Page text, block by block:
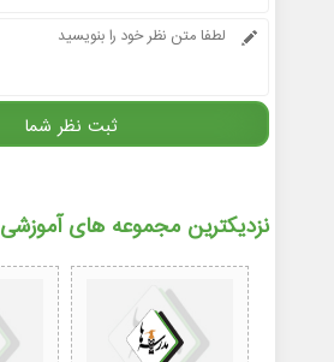
نزدیکترین مجموعه های آموزشی